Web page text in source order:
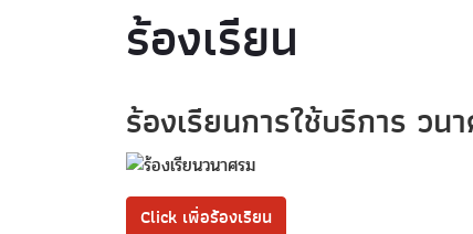
ร้องเรียน
ร้องเรียนการใช้บริการ ว
Click เพื่อร้องเรียน